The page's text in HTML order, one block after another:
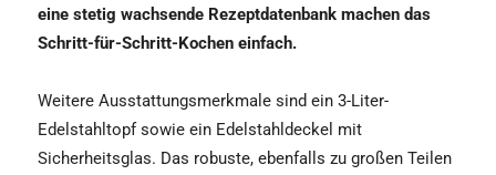
eine stetig wachsende Rezeptdatenbank machen das
Schritt-für-Schritt-Kochen einfach.
Weitere Ausstattungsmerkmale sind ein 3-Liter-
Edelstahltopf sowie ein Edelstahldeckel mit
Sicherheitsglas. Das robuste, ebenfalls zu großen Teilen